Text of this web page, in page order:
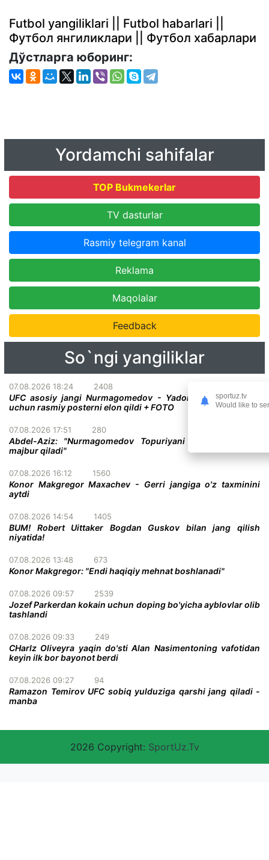
Futbol yangiliklari || Futbol habarlari ||
Футбол янгиликлари || Футбол хабарлари
Дўстларга юборинг:
Yordamchi sahifalar
TOP Bukmekerlar
TV dasturlar
Rasmiy telegram kanal
Reklama
Maqolalar
Feedback
So`ngi yangiliklar
07.08.2026 18:24 2408
UFC asosiy jangi Nurmagomedov - Yadong bo'lgan turnir
uchun rasmiy posterni elon qildi + FOTO
07.08.2026 17:51 280
Abdel-Aziz: "Nurmagomedov Topuriyani taslim bo'lishga
majbur qiladi"
07.08.2026 16:12 1560
Konor Makgregor Maxachev - Gerri jangiga o'z taxminini
aytdi
07.08.2026 14:54 1405
BUM! Robert Uittaker Bogdan Guskov bilan jang qilish
niyatida!
07.08.2026 13:48 673
Konor Makgregor: "Endi haqiqiy mehnat boshlanadi"
07.08.2026 09:57 2539
Jozef Parkerdan kokain uchun doping bo'yicha ayblovlar olib
tashlandi
07.08.2026 09:33 249
CHarlz Oliveyra yaqin do'sti Alan Nasimentoning vafotidan
keyin ilk bor bayonot berdi
07.08.2026 09:27 94
Ramazon Temirov UFC sobiq yulduziga qarshi jang qiladi -
manba
2026 Copyright: SportUz.Tv
sportuz.tv
Would like to